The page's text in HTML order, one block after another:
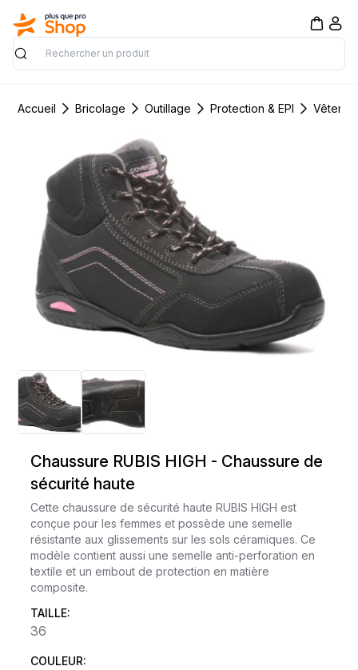
Rechercher
Accueil Bricolage Outillage Protection & EPI
Chaussure RUBIS HIGH - Chaussure de
sécurité haute
Cette chaussure de sécurité haute RUBIS HIGH est
conçue pour les femmes et possède une semelle
résistante aux glissements sur les sols céramiques. Ce
modèle contient aussi une semelle anti-perforation en
textile et un embout de protection en matière
composite.
TAILLE:
36
COULEUR: